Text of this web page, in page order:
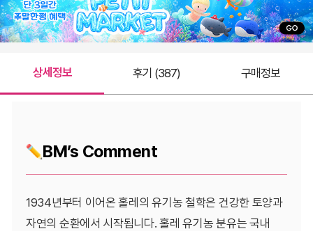
상세정보 후기 (387) 구매정보
BM’s Comment
1934년부터 이어온 홀레의 유기농 철학은 건강한 토양과
자연의 순환에서 시작됩니다. 홀레 유기농 분유는 국내